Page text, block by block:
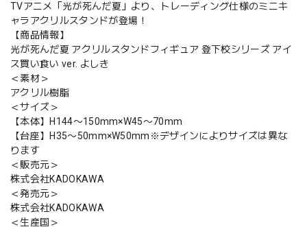
TVアニメ「光が死んだ夏」より、トレーディング仕様のミニキ
ャラアクリルスタンドが登場！
【商品情報】
光が死んだ夏 アクリルスタンドフィギュア 登下校シリーズ アイ
ス買い食い ver. よしき
＜素材＞
アクリル樹脂
＜サイズ＞
【本体】H144〜150mm×W45〜70mm
【台座】H35〜50mm×W50mm※デザインによりサイズは異な
ります
＜販売元＞
株式会社KADOKAWA
＜発売元＞
株式会社KADOKAWA
＜生産国＞